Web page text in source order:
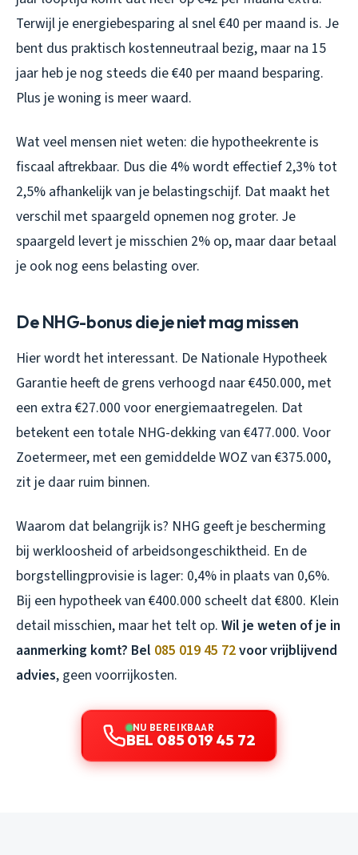
Terwijl je energiebesparing al snel €40 per maand is. Je
bent dus praktisch kostenneutraal bezig, maar na 15
jaar heb je nog steeds die €40 per maand besparing.
Plus je woning is meer waard.
Wat veel mensen niet weten: die hypotheekrente is
fiscaal aftrekbaar. Dus die 4% wordt effectief 2,3% tot
2,5% afhankelijk van je belastingschijf. Dat maakt het
verschil met spaargeld opnemen nog groter. Je
spaargeld levert je misschien 2% op, maar daar betaal
je ook nog eens belasting over.
De NHG-bonus die je niet mag missen
Hier wordt het interessant. De Nationale Hypotheek
Garantie heeft de grens verhoogd naar €450.000, met
een extra €27.000 voor energiemaatregelen. Dat
betekent een totale NHG-dekking van €477.000. Voor
Zoetermeer, met een gemiddelde WOZ van €375.000,
zit je daar ruim binnen.
Waarom dat belangrijk is? NHG geeft je bescherming
bij werkloosheid of arbeidsongeschiktheid. En de
borgstellingprovisie is lager: 0,4% in plaats van 0,6%.
Bij een hypotheek van €400.000 scheelt dat €800. Klein
detail misschien, maar het telt op. Wil je weten of je in
aanmerking komt? Bel 085 019 45 72voor vrijblijvend
advies, geen voorrijkosten.
NU BEREIKBAAR
BEL 085 019 45 72